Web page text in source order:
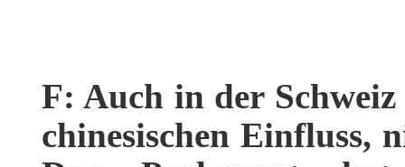
F: Auch in der
chinesischen Einfluss,